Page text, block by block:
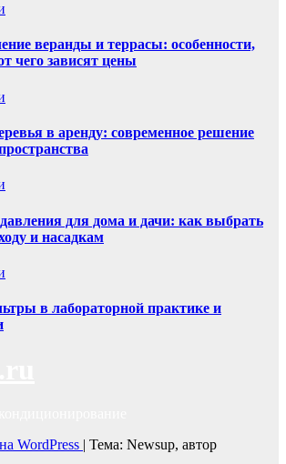
веранды и террасы: особенности,
чего зависят цены
в аренду: современное решение
для дома и дачи: как выбрать
и насадкам
в лабораторной практике и
WordPress | Тема: Newsup, автор